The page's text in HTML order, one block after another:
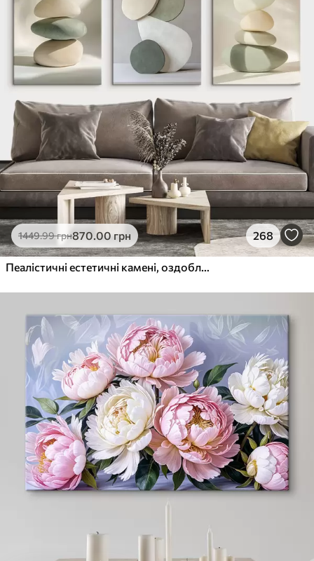
1449.99грн870.00 грн 268
Пеалістичні естетичні камені, оздоблення будинку, природне освітлення